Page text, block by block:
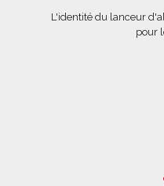
L'identité du lanceur
pour